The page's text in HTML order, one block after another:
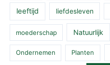
leeftijd liefdesleven
moederschap Natuurlijk
Ondernemen Planten